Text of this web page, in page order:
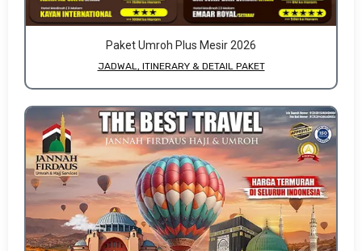
Paket Umroh Plus Mesir 2026
JADWAL, ITINERARY & DETAIL PAKET